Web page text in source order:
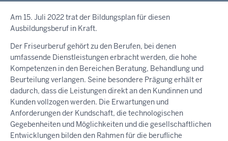
Am 15. Juli 2022 trat der Bildungsplan für diesen
Ausbildungsberuf in Kraft.
Der Friseurberuf gehört zu den Berufen, bei denen
umfassende Dienstleistungen erbracht werden, die hohe
Kompetenzen in den Bereichen Beratung, Behandlung und
Beurteilung verlangen. Seine besondere Prägung erhält er
dadurch, dass die Leistungen direkt an den Kundinnen und
Kunden vollzogen werden. Die Erwartungen und
Anforderungen der Kundschaft, die technologischen
Gegebenheiten und Möglichkeiten und die gesellschaftlichen
Entwicklungen bilden den Rahmen für die berufliche